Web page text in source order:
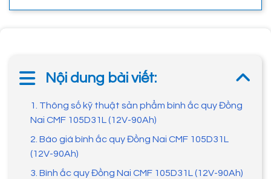
Nội dung bài viết:
1. Thông số kỹ thuật sản phẩm bình ắc quy Đồng
Nai CMF 105D31L (12V-90Ah)
2. Báo giá bình ắc quy Đồng Nai CMF 105D31L
(12V-90Ah)
3. Bình ắc quy Đồng Nai CMF 105D31L (12V-90Ah)